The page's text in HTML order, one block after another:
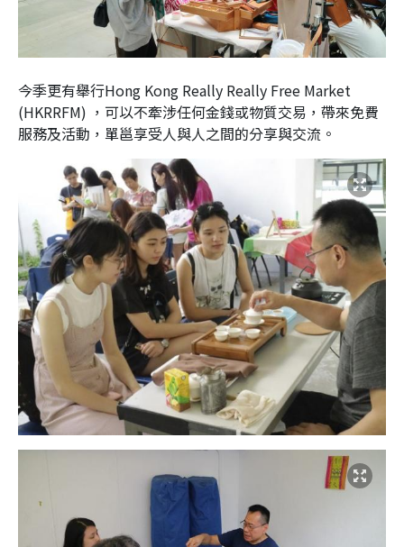
今季更有舉行Hong Kong Really Really Free Market
(HKRRFM) ，可以不牽涉任何金錢或物質交易，帶來免費
服務及活動，單邕享受人與人之間的分享與交流。